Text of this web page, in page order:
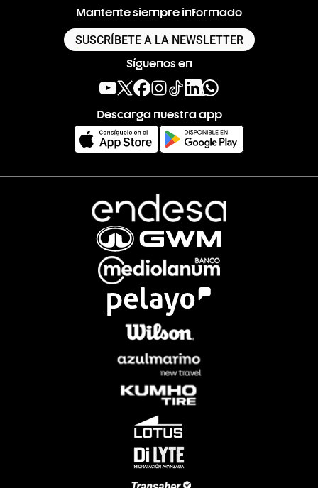
Mantente siempre informado
SUSCRÍBETE A LA NEWSLETTER
Síguenos en
Descarga nuestra app